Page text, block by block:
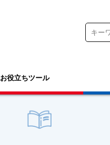
お役立ちツール